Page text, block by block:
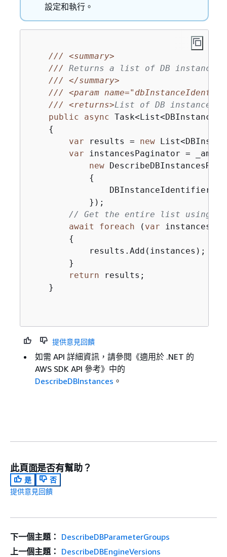
設定和執行。
///
<summary>
/// Returns a list of DB instances.
///
</summary>
///
<param
///
<returns>List of DB instances.
public
async
{
var results = new
var instancesPaginator =
new
{
DBInstanceIdentifier =
            });
// Get the entire list using
await
foreach ( var instances
{
            results.Add(instances);
        }
return results;
    }
提供意見回饋
如需 API 詳細資訊，請參閱《適用於 .NET 的
AWS SDK API 參考》 中的
DescribeDBInstances 。
此頁面是否有幫助？
是
否
提供意見回饋
下一個主題： DescribeDBParameterGroups
上一個主題： DescribeDBEngineVersions